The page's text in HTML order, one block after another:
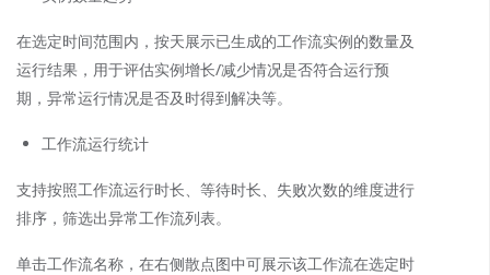
在选定时间范围内，按天展示已生成的工作流实例的数量及
运行结果，用于评估实例增长/减少情况是否符合运行预
期，异常运行情况是否及时得到解决等。
工作流运行统计
支持按照工作流运行时长、等待时长、失败次数的维度进行
排序，筛选出异常工作流列表。
单击工作流名称，在右侧散点图中可展示该工作流在选定时